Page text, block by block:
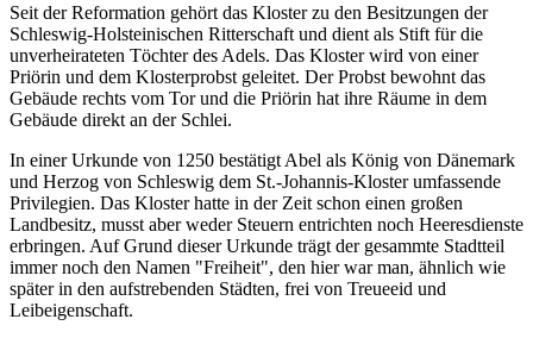
Seit der Reformation gehört das Kloster zu den Besitzungen der
Schleswig-Holsteinischen Ritterschaft und dient als Stift für die
unverheirateten Töchter des Adels. Das Kloster wird von einer
Priörin und dem Klosterprobst geleitet. Der Probst bewohnt das
Gebäude rechts vom Tor und die Priörin hat ihre Räume in dem
Gebäude direkt an der Schlei.
In einer Urkunde von 1250 bestätigt Abel als König von Dänemark
und Herzog von Schleswig dem St.-Johannis-Kloster umfassende
Privilegien. Das Kloster hatte in der Zeit schon einen großen
Landbesitz, musst aber weder Steuern entrichten noch Heeresdienste
erbringen. Auf Grund dieser Urkunde trägt der gesammte Stadtteil
immer noch den Namen "Freiheit", den hier war man, ähnlich wie
später in den aufstrebenden Städten, frei von Treueeid und
Leibeigenschaft.